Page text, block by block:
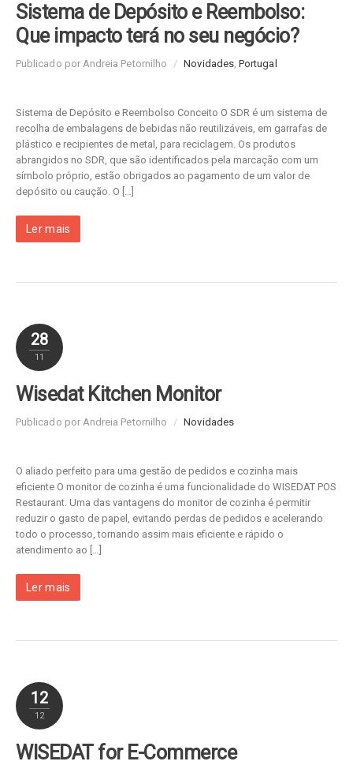
Sistema de Depósito e Reembolso:
Que impacto terá no seu negócio?
Publicado por Andreia Petornilho / Novidades,Portugal
Sistema de Depósito e Reembolso Conceito O SDR é um sistema de
recolha de embalagens de bebidas não reutilizáveis, em garrafas de
plástico e recipientes de metal, para reciclagem. Os produtos
abrangidos no SDR, que são identificados pela marcação com um
símbolo próprio, estão obrigados ao pagamento de um valor de
depósito ou caução. O […]
Ler mais
28
11
Wisedat Kitchen Monitor
Publicado por Andreia Petornilho / Novidades
O aliado perfeito para uma gestão de pedidos e cozinha mais
eficiente O monitor de cozinha é uma funcionalidade do WISEDAT POS
Restaurant. Uma das vantagens do monitor de cozinha é permitir
reduzir o gasto de papel, evitando perdas de pedidos e acelerando
todo o processo, tornando assim mais eficiente e rápido o
atendimento ao […]
Ler mais
12
12
WISEDAT for E-Commerce